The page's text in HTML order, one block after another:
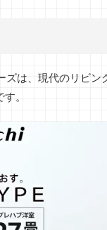
ズは、現代のリビン
。